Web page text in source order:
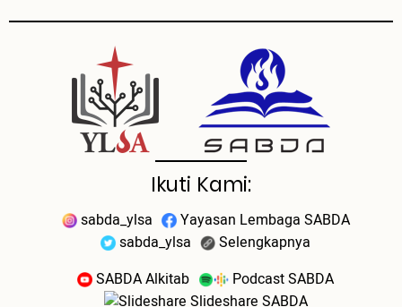
Ikuti Kami:
sabda_ylsa
Yayasan Lembaga SABDA
sabda_ylsa
Selengkapnya
SABDA Alkitab
Podcast SABDA
Slideshare SABDA